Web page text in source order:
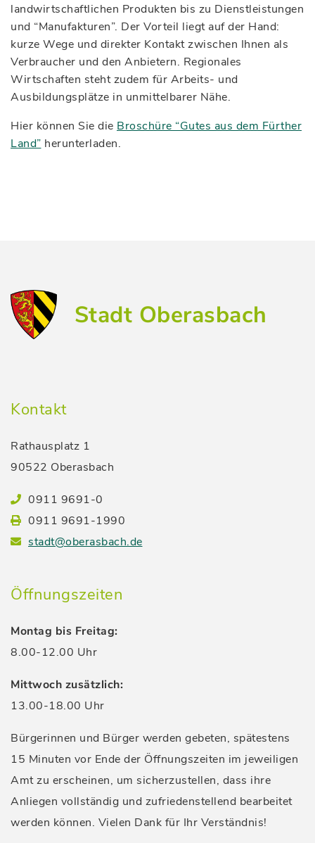
landwirtschaftlichen Produkten bis zu Dienstleistungen
und “Manufakturen”. Der Vorteil liegt auf der Hand:
kurze Wege und direkter Kontakt zwischen Ihnen als
Verbraucher und den Anbietern. Regionales
Wirtschaften steht zudem für Arbeits- und
Ausbildungsplätze in unmittelbarer Nähe.
Hier können Sie die Broschüre “Gutes aus dem Fürther
Land” herunterladen.
Stadt Oberasbach
Kontakt
Rathausplatz 1
90522 Oberasbach
0911 9691-0
0911 9691-1990
stadt@oberasbach.de
Öffnungszeiten
Montag bis Freitag:
8.00-12.00 Uhr
Mittwoch zusätzlich:
13.00-18.00 Uhr
Bürgerinnen und Bürger werden gebeten, spätestens
15 Minuten vor Ende der Öffnungszeiten im jeweiligen
Amt zu erscheinen, um sicherzustellen, dass ihre
Anliegen vollständig und zufriedenstellend bearbeitet
werden können. Vielen Dank für Ihr Verständnis!